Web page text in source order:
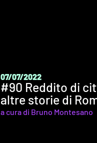
07/07/2022
#90 Reddito di
altre storie di
a cura di Bruno Montesano